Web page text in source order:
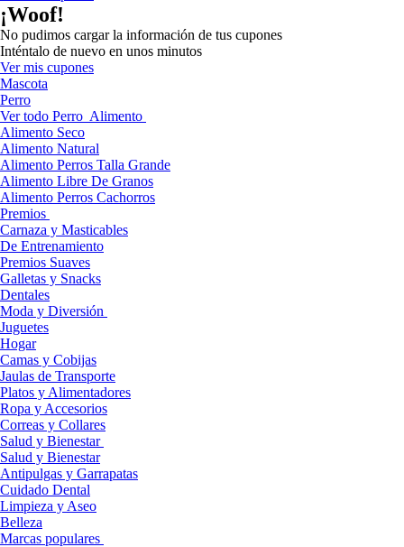
¡Woof!
No pudimos cargar la información de tus cupones
Inténtalo de nuevo en unos minutos
Ver mis cupones
Mascota
Perro
Ver todo Perro Alimento
Alimento Seco
Alimento Natural
Alimento Perros Talla Grande
Alimento Libre De Granos
Alimento Perros Cachorros
Premios
Carnaza y Masticables
De Entrenamiento
Premios Suaves
Galletas y Snacks
Dentales
Moda y Diversión
Juguetes
Hogar
Camas y Cobijas
Jaulas de Transporte
Platos y Alimentadores
Ropa y Accesorios
Correas y Collares
Salud y Bienestar
Salud y Bienestar
Antipulgas y Garrapatas
Cuidado Dental
Limpieza y Aseo
Belleza
Marcas populares